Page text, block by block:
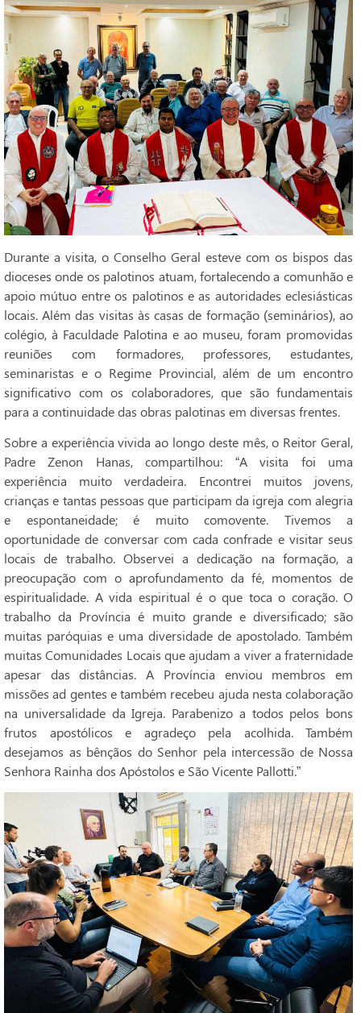
Durante a visita, o Conselho Geral esteve com os bispos das
dioceses onde os palotinos atuam, fortalecendo a comunhão e
apoio mútuo entre os palotinos e as autoridades eclesiásticas
locais. Além das visitas às casas de formação (seminários), ao
colégio, à Faculdade Palotina e ao museu, foram promovidas
reuniões com formadores, professores, estudantes,
seminaristas e o Regime Provincial, além de um encontro
significativo com os colaboradores, que são fundamentais
para a continuidade das obras palotinas em diversas frentes.
Sobre a experiência vivida ao longo deste mês, o Reitor Geral,
Padre Zenon Hanas, compartilhou: “A visita foi uma
experiência muito verdadeira. Encontrei muitos jovens,
crianças e tantas pessoas que participam da igreja com alegria
e espontaneidade; é muito comovente. Tivemos a
oportunidade de conversar com cada confrade e visitar seus
locais de trabalho. Observei a dedicação na formação, a
preocupação com o aprofundamento da fé, momentos de
espiritualidade. A vida espiritual é o que toca o coração. O
trabalho da Província é muito grande e diversificado; são
muitas paróquias e uma diversidade de apostolado. Também
muitas Comunidades Locais que ajudam a viver a fraternidade
apesar das distâncias. A Província enviou membros em
missões ad gentes e também recebeu ajuda nesta colaboração
na universalidade da Igreja. Parabenizo a todos pelos bons
frutos apostólicos e agradeço pela acolhida. Também
desejamos as bênçãos do Senhor pela intercessão de Nossa
Senhora Rainha dos Apóstolos e São Vicente Pallotti.”